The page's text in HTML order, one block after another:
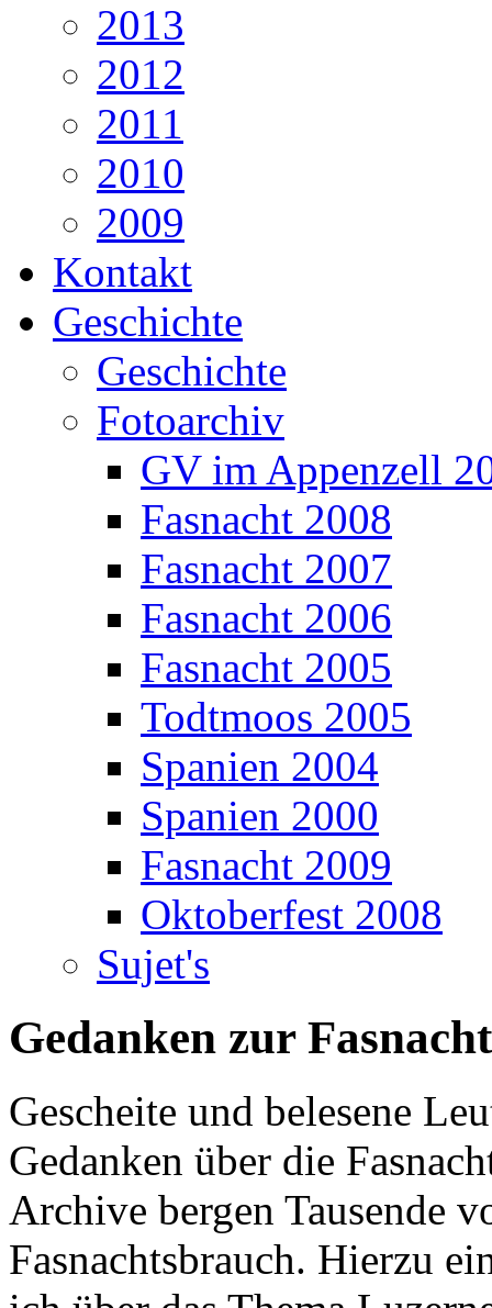
2013
2012
2011
2010
2009
Kontakt
Geschichte
Geschichte
Fotoarchiv
GV im Appenzell
Fasnacht 2008
Fasnacht 2007
Fasnacht 2006
Fasnacht 2005
Todtmoos 2005
Spanien 2004
Spanien 2000
Fasnacht 2009
Oktoberfest 2008
Sujet's
Gedanken zur Fasnacht
Gescheite und belesene
Gedanken über die
Archive bergen Tausende
Fasnachtsbrauch. Hierzu